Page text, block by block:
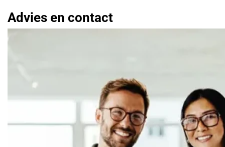
Advies en contact